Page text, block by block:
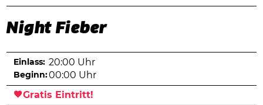
Night Fieber
Einlass: 20:00 Uhr
Beginn:00:00 Uhr
Gratis Eintritt!